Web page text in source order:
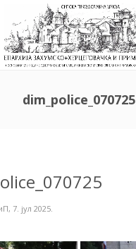
dim_police_070725
, 7. јул 2025.